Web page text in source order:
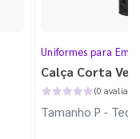
Uniformes para
Calça Corta
(0
Tamanho P -